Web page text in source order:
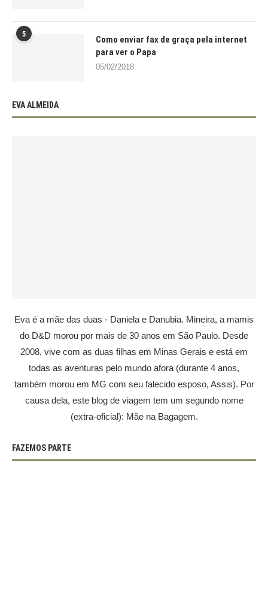
5
Como enviar fax de graça pela internet
para ver o Papa
05/02/2018
EVA ALMEIDA
Eva é a mãe das duas - Daniela e Danubia. Mineira, a mamis
do D&D morou por mais de 30 anos em São Paulo. Desde
2008, vive com as duas filhas em Minas Gerais e está em
todas as aventuras pelo mundo afora (durante 4 anos,
também morou em MG com seu falecido esposo, Assis). Por
causa dela, este blog de viagem tem um segundo nome
(extra-oficial): Mãe na Bagagem.
FAZEMOS PARTE